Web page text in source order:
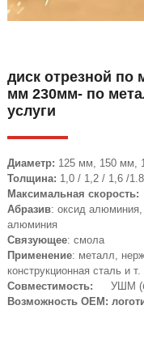
диск отрезной по
мм 230мм- по
услуги
Диаметр: 125 мм, 150 мм,
Толщина: 1,0 / 1,2 / 1,6 /
Максимальная скорость:
Абразив: оксид алюминия,
алюминия
Связующее: смола
Применение: металл,
конструкционная сталь и т.
Совместимость:
УШМ
Возможность OEM: